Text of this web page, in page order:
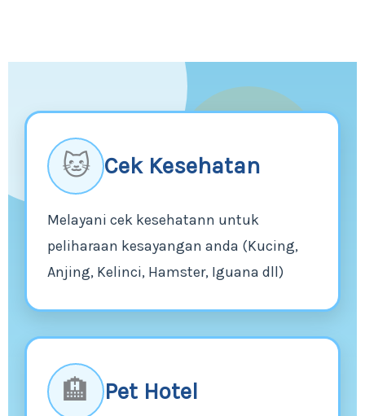
🐱 Cek Kesehatan
Melayani cek kesehatann untuk
peliharaan kesayangan anda (Kucing,
Anjing, Kelinci, Hamster, Iguana dll)
🏨 Pet Hotel